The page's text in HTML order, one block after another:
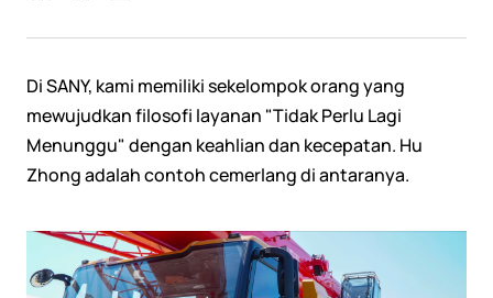
Di SANY, kami memiliki sekelompok orang yang
mewujudkan filosofi layanan "Tidak Perlu Lagi
Menunggu" dengan keahlian dan kecepatan. Hu
Zhong adalah contoh cemerlang di antaranya.